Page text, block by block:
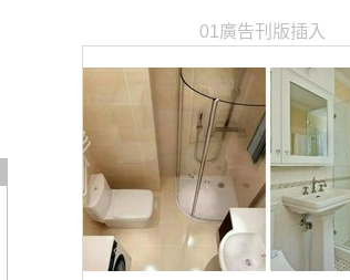
01廣告刊版插入